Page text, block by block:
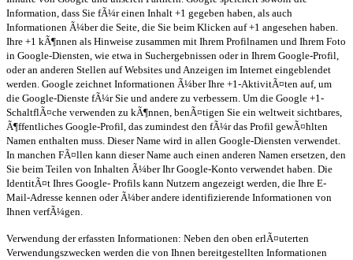
Information, dass Sie fÃ¼r einen Inhalt +1 gegeben haben, als auch
Informationen Ã¼ber die Seite, die Sie beim Klicken auf +1 angesehen haben.
Ihre +1 kÃ¶nnen als Hinweise zusammen mit Ihrem Profilnamen und Ihrem Foto
in Google-Diensten, wie etwa in Suchergebnissen oder in Ihrem Google-Profil,
oder an anderen Stellen auf Websites und Anzeigen im Internet eingeblendet
werden. Google zeichnet Informationen Ã¼ber Ihre +1-AktivitÃ¤ten auf, um
die Google-Dienste fÃ¼r Sie und andere zu verbessern. Um die Google +1-
SchaltflÃ¤che verwenden zu kÃ¶nnen, benÃ¤tigen Sie ein weltweit sichtbares,
Ã¶ffentliches Google-Profil, das zumindest den fÃ¼r das Profil gewÃ¤hlten
Namen enthalten muss. Dieser Name wird in allen Google-Diensten verwendet.
In manchen FÃ¤llen kann dieser Name auch einen anderen Namen ersetzen, den
Sie beim Teilen von Inhalten Ã¼ber Ihr Google-Konto verwendet haben. Die
IdentitÃ¤t Ihres Google- Profils kann Nutzern angezeigt werden, die Ihre E-
Mail-Adresse kennen oder Ã¼ber andere identifizierende Informationen von
Ihnen verfÃ¼gen.
Verwendung der erfassten Informationen: Neben den oben erlÃ¤uterten
Verwendungszwecken werden die von Ihnen bereitgestellten Informationen